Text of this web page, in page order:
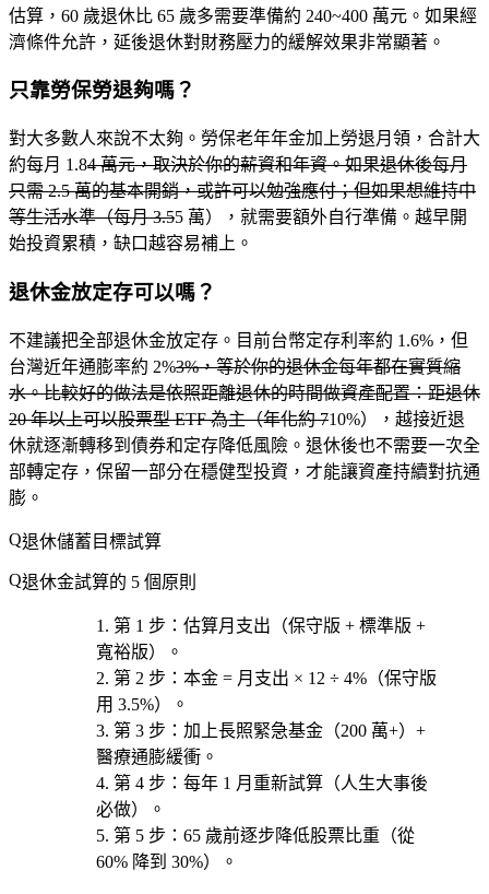
估算，60 歲退休比 65 歲多需要準備約 240~400 萬元。如果經
濟條件允許，延後退休對財務壓力的緩解效果非常顯著。
只靠勞保勞退夠嗎？
對大多數人來說不太夠 。勞保老年年金加上勞退月領，合計大
約每月 1.84 萬元，取決於你的薪資和年資。如果退休後每月
只需 2.5 萬的基本開銷，或許可以勉強應付；但如果想維持中
等生活水準（每月 3.55 萬），就需要額外自行準備。越早開
始投資累積，缺口越容易補上。
退休金放定存可以嗎？
不建議把全部退休金放定存。目前台幣定存利率約 1.6%，但
台灣近年通膨率約 2%3%，等於你的退休金每年都在實質縮
水。比較好的做法是依照距離退休的時間做資產配置：距退休
20 年以上可以股票型 ETF 為主（年化約 710%），越接近退
休就逐漸轉移到債券和定存降低風險。退休後也不需要一次全
部轉定存，保留一部分在穩健型投資，才能讓資產持續對抗通
膨。
退休儲蓄目標試算
退休金試算的 5 個原則
第 1 步 ：估算月支出 （保守版 + 標準版 +
寬裕版）。
第 2 步 ：本金 = 月支出 × 12 ÷ 4%（保守版
用 3.5%）。
第 3 步 ：加上長照緊急基金 （200 萬+）+
醫療通膨緩衝。
第 4 步 ：每年 1 月 重新試算 （人生大事後
必做）。
第 5 步 ：65 歲前逐步降低股票比重 （從
60% 降到 30%）。